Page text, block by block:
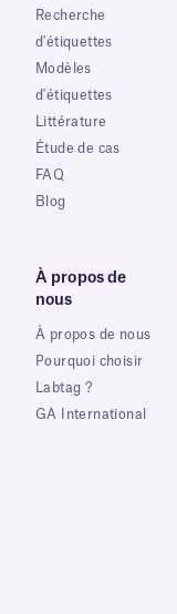
Recherche
d'étiquettes
Modèles
d'étiquettes
Littérature
Étude de cas
FAQ
Blog
À propos de
nous
À propos de nous
Pourquoi choisir
Labtag ?
GA International